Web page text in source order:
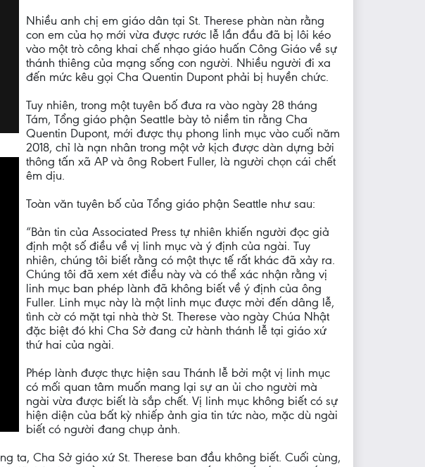
Nhiều anh chị em giáo dân tại St. Therese phàn nàn rằng
con em của họ mới vừa được rước lễ lần đầu đã bị lôi kéo
vào một trò công khai chế nhạo giáo huấn Công Giáo về sự
thánh thiêng của mạng sống con người. Nhiều người đi xa
đến mức kêu gọi Cha Quentin Dupont phải bị huyền chức.
Tuy nhiên, trong một tuyên bố đưa ra vào ngày 28 tháng
Tám, Tổng giáo phận Seattle bày tỏ niềm tin rằng Cha
Quentin Dupont, mới được thụ phong linh mục vào cuối năm
2018, chỉ là nạn nhân trong một vở kịch được dàn dựng bởi
thông tấn xã AP và ông Robert Fuller, là người chọn cái chết
êm dịu.
Toàn văn tuyên bố của Tổng giáo phận Seattle như sau:
“Bản tin của Associated Press tự nhiên khiến người đọc giả
định một số điều về vị linh mục và ý định của ngài. Tuy
nhiên, chúng tôi biết rằng có một thực tế rất khác đã xảy ra.
Chúng tôi đã xem xét điều này và có thể xác nhận rằng vị
linh mục ban phép lành đã không biết về ý định của ông
Fuller. Linh mục này là một linh mục được mời đến dâng lễ,
tình cờ có mặt tại nhà thờ St. Therese vào ngày Chúa Nhật
đặc biệt đó khi Cha Sở đang cử hành thánh lễ tại giáo xứ
thứ hai của ngài.
Phép lành được thực hiện sau Thánh lễ bởi một vị linh mục
có mối quan tâm muốn mang lại sự an ủi cho người mà
ngài vừa được biết là sắp chết. Vị linh mục không biết có sự
hiện diện của bất kỳ nhiếp ảnh gia tin tức nào, mặc dù ngài
biết có người đang chụp ảnh.
ta, Cha Sở giáo xứ St. Therese ban đầu không biết. Cuối cùng,